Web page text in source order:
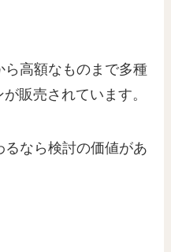
高額なものまで多種
販売されています。
なら検討の価値があ